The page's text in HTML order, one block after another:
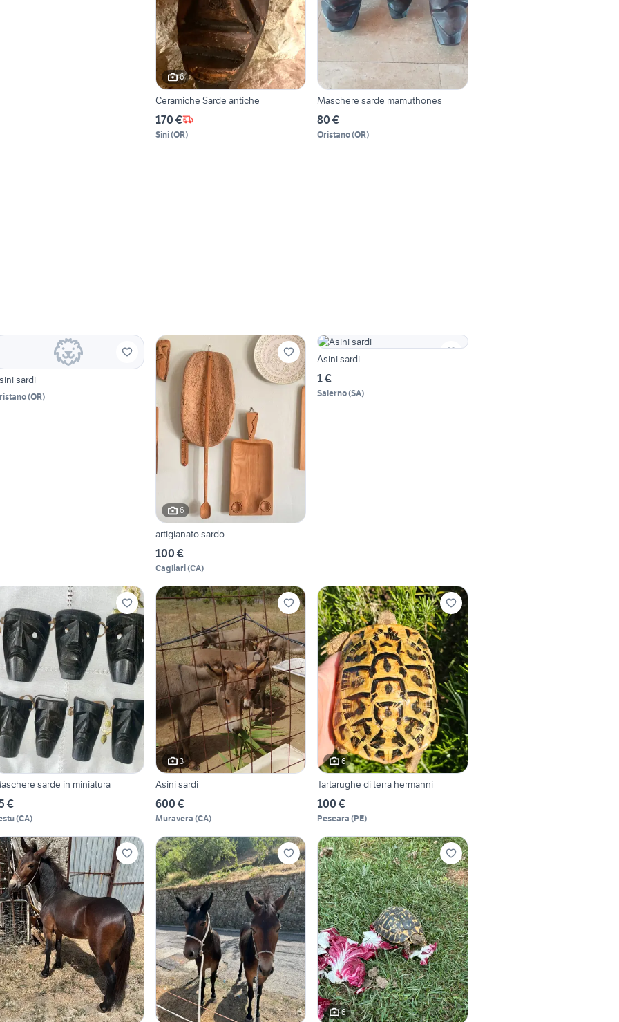
6
Ceramiche Sarde antiche
170 €
Sini(OR)
Maschere sarde mamuthones
80 €
Oristano(OR)
sardi
(OR)
6
artigianato sardo
100 €
Cagliari(CA)
Asini sardi
1 €
Salerno(SA)
sarde in miniatura
€
(CA)
3
Asini sardi
600 €
Muravera (CA)
6
Tartarughe di terra hermanni
100 €
Pescara (PE)
6